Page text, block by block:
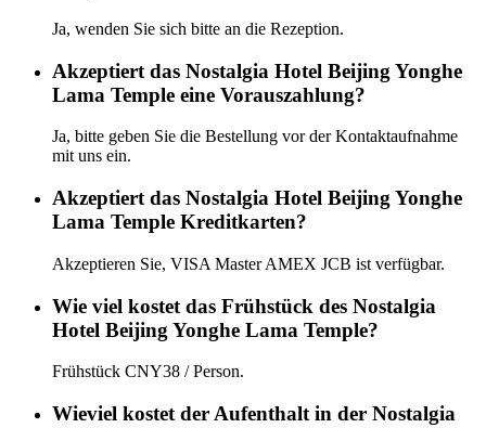
Ja, wenden Sie sich bitte an die Rezeption.
Akzeptiert das Nostalgia Hotel Beijing Yonghe
Lama Temple eine Vorauszahlung?
Ja, bitte geben Sie die Bestellung vor der Kontaktaufnahme
mit uns ein.
Akzeptiert das Nostalgia Hotel Beijing Yonghe
Lama Temple Kreditkarten?
Akzeptieren Sie, VISA Master AMEX JCB ist verfügbar.
Wie viel kostet das Frühstück des Nostalgia
Hotel Beijing Yonghe Lama Temple?
Frühstück CNY38 / Person.
Wieviel kostet der Aufenthalt in der Nostalgia